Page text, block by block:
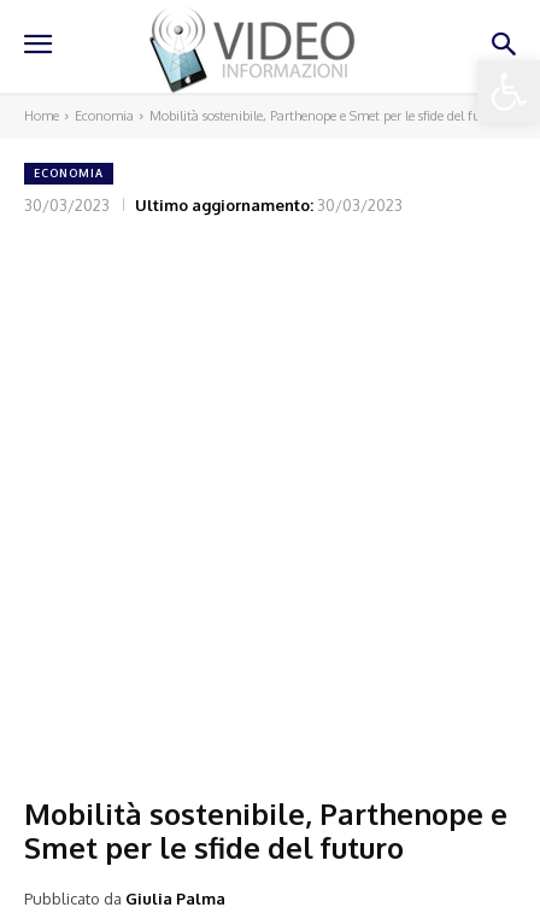
Home Economia Mobilità sostenibile, Parthenope e Smet per le sfide del futuro
ECONOMIA
30/03/2023 Ultimo aggiornamento: 30/03/2023
Mobilità sostenibile, Parthenope e
Smet per le sfide del futuro
Pubblicato da Giulia Palma